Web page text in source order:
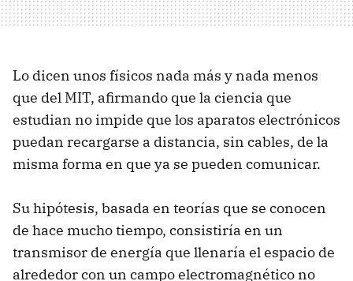
Lo dicen unos físicos nada más y nada menos
que del MIT, afirmando que la ciencia que
estudian no impide que los aparatos electrónicos
puedan recargarse a distancia, sin cables, de la
misma forma en que ya se pueden comunicar.
Su hipótesis, basada en teorías que se conocen
de hace mucho tiempo, consistiría en un
transmisor de energía que llenaría el espacio de
alrededor con un campo electromagnético no